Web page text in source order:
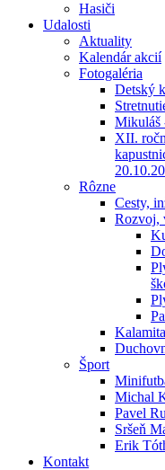
Hasiči
Udalosti
Aktuality
Kalendár akcií
Fotogaléria
Detský
Mikuláš
XII.
Rôzne
Cesty,
Rozvoj,
Šport
Michal
Pavel
Sršeň
Erik
Kontakt